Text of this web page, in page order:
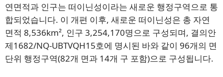
연면적과 인구는 떠이닌성이라는 새로운 행정구역으로 통
합되었습니다. 이 개편 이후, 새로운 떠이닌성은 총 자연
면적 8,536km², 인구 3,254,170명으로 구성되며, 결의안
제1682/NQ-UBTVQH15호에 명시된 바와 같이 96개의 면
단위 행정구역(82개 면과 14개 구 포함)으로 구성됩니다.